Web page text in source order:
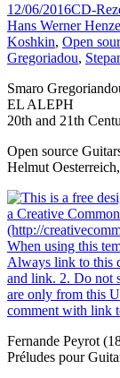
12/06/2016CD-
Hans Werner Henze
Koshkin, Open
Gregoriadou,
Smaro
EL ALEPH
20th and 21th
Open source
Helmut
Fernande Peyrot
Préludes pour